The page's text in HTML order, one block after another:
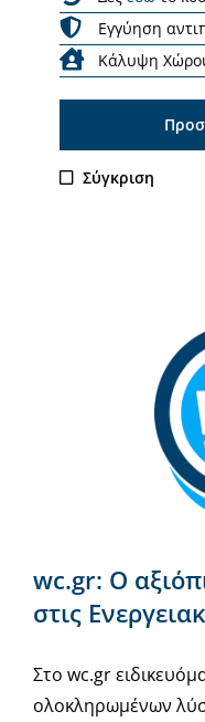
Εγγύηση
Κάλυψη
Σύγκριση
wc.gr: Ο
στις
Στο wc.gr
ολοκληρωμένων